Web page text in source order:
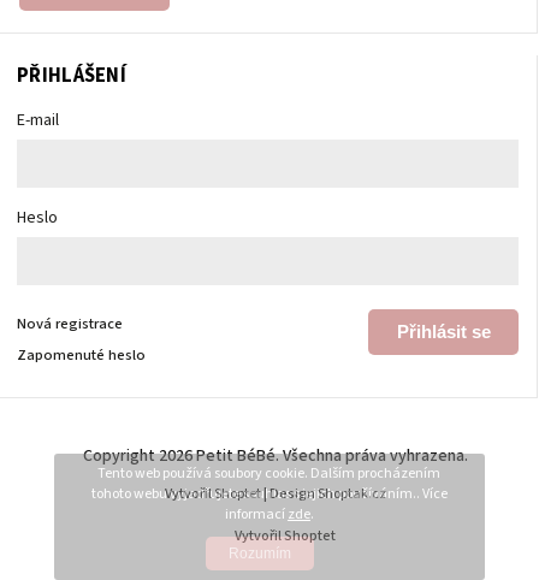
Tento web používá soubory cookie. Dalším procházením
tohoto webu vyjadřujete souhlas s jejich používáním.. Více
informacízde.
Rozumím
PŘIHLÁŠENÍ
E-mail
Heslo
Přihlásit se
Nová registrace
Zapomenuté heslo
Vytvořil Shoptet
Copyright 2026Petit BéBé. Všechna práva vyhrazena.
VytvořilShoptet| DesignShoptak.cz